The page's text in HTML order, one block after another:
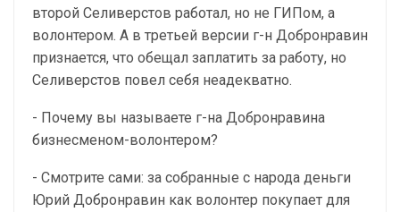
второй Селиверстов работал, но не ГИПом, а
волонтером. А в третьей версии г-н Добронравин
признается, что обещал заплатить за работу, но
Селиверстов повел себя неадекватно.
- Почему вы называете г-на Добронравина
бизнесменом-волонтером?
- Смотрите сами: за собранные с народа деньги
Юрий Добронравин как волонтер покупает для